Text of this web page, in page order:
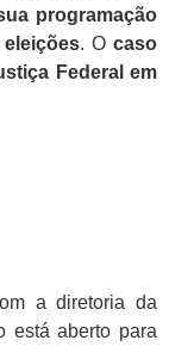
programação
. O caso
Federal em
a diretoria da
está aberto para